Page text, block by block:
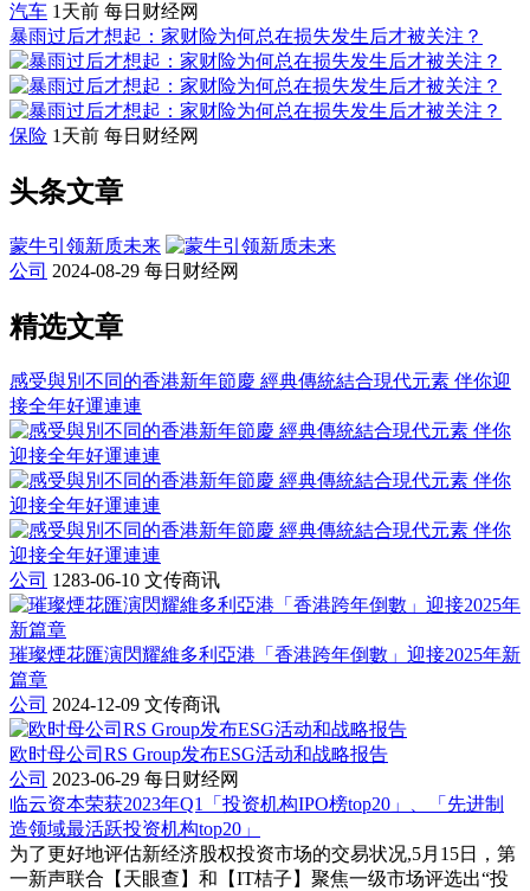
汽车 1天前 每日财经网
暴雨过后才想起：家财险为何总在损失发生后才被关注？
保险 1天前 每日财经网
头条文章
蒙牛引领新质未来
公司 2024-08-29 每日财经网
精选文章
感受與別不同的香港新年節慶 經典傳統結合現代元素 伴你迎
接全年好運連連
公司 1283-06-10 文传商讯
璀璨煙花匯演閃耀維多利亞港「香港跨年倒數」迎接2025年新
篇章
公司 2024-12-09 文传商讯
欧时母公司RS Group发布ESG活动和战略报告
公司 2023-06-29 每日财经网
临云资本荣获2023年Q1「投资机构IPO榜top20」、「先进制
造领域最活跃投资机构top20」
为了更好地评估新经济股权投资市场的交易状况,5月15日，第
一新声联合【天眼查】和【IT桔子】聚焦一级市场评选出“投